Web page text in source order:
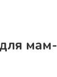
мам-